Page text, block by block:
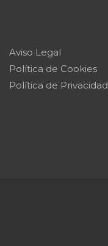
Aviso Legal
Política de Cookies
Política de Privacidad